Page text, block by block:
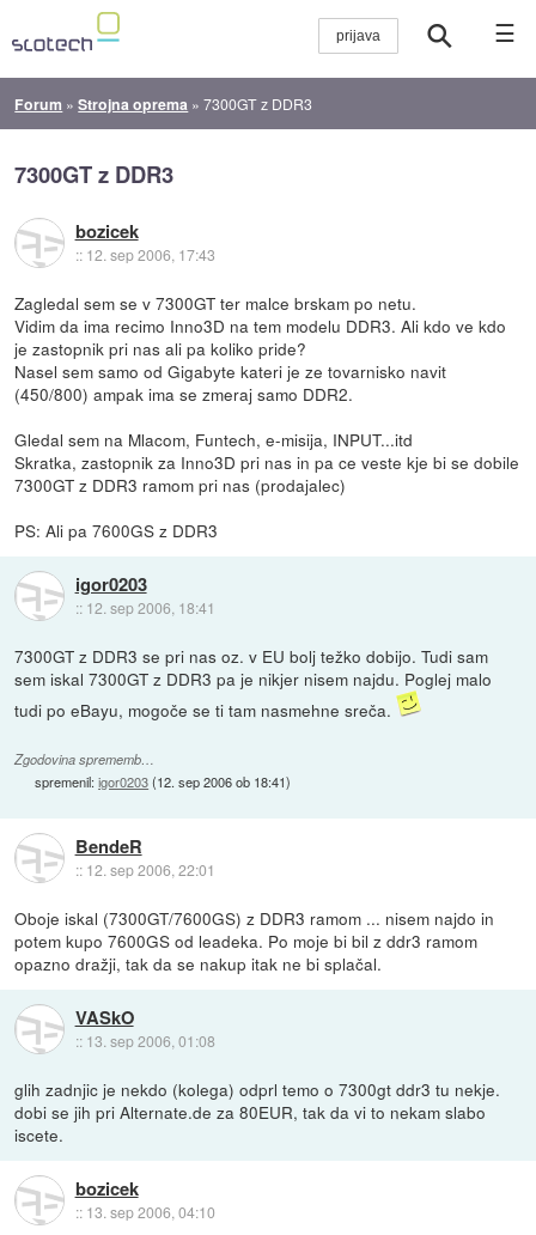
☰
Forum »Strojna oprema »7300GT z DDR3
7300GT z DDR3
bozicek
:: 12. sep 2006, 17:43
Zagledal sem se v 7300GT ter malce brskam po netu.
Vidim da ima recimo Inno3D na tem modelu DDR3. Ali kdo ve kdo
je zastopnik pri nas ali pa koliko pride?
Nasel sem samo od Gigabyte kateri je ze tovarnisko navit
(450/800) ampak ima se zmeraj samo DDR2.
Gledal sem na Mlacom, Funtech, e-misija, INPUT...itd
Skratka, zastopnik za Inno3D pri nas in pa ce veste kje bi se dobile
7300GT z DDR3 ramom pri nas (prodajalec)
PS: Ali pa 7600GS z DDR3
igor0203
:: 12. sep 2006, 18:41
7300GT z DDR3 se pri nas oz. v EU bolj težko dobijo. Tudi sam
sem iskal 7300GT z DDR3 pa je nikjer nisem najdu. Poglej malo
tudi po eBayu, mogoče se ti tam nasmehne sreča.
Zgodovina sprememb…
spremenil:igor0203(12. sep 2006 ob 18:41)
BendeR
:: 12. sep 2006, 22:01
Oboje iskal (7300GT/7600GS) z DDR3 ramom ... nisem najdo in
potem kupo 7600GS od leadeka. Po moje bi bil z ddr3 ramom
opazno dražji, tak da se nakup itak ne bi splačal.
VASkO
:: 13. sep 2006, 01:08
glih zadnjic je nekdo (kolega) odprl temo o 7300gt ddr3 tu nekje.
dobi se jih pri Alternate.de za 80EUR, tak da vi to nekam slabo
iscete.
bozicek
:: 13. sep 2006, 04:10